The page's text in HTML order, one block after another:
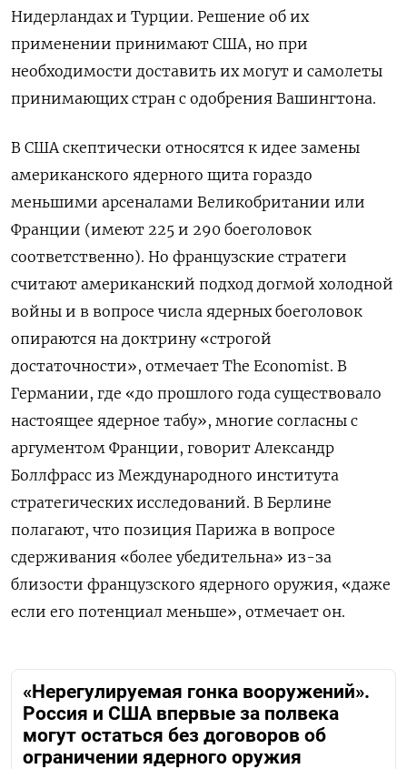
Нидерландах и Турции. Решение об их
применении принимают США, но при
необходимости доставить их могут и самолеты
принимающих стран с одобрения Вашингтона.
В США скептически относятся к идее замены
американского ядерного щита гораздо
меньшими арсеналами Великобритании или
Франции (имеют 225 и 290 боеголовок
соответственно). Но французские стратеги
считают американский подход догмой холодной
войны и в вопросе числа ядерных боеголовок
опираются на доктрину «строгой
достаточности», отмечает The Economist. В
Германии, где «до прошлого года существовало
настоящее ядерное табу», многие согласны с
аргументом Франции, говорит Александр
Боллфрасс из Международного института
стратегических исследований. В Берлине
полагают, что позиция Парижа в вопросе
сдерживания «более убедительна» из-за
близости французского ядерного оружия, «даже
если его потенциал меньше», отмечает он.
«Нерегулируемая гонка вооружений».
Россия и США впервые за полвека
могут остаться без договоров об
ограничении ядерного оружия